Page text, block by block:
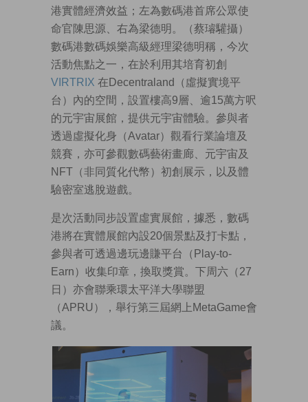
港實體經濟效益；左為數碼港首席公眾使
命官陳思源、右為梁德明。（蔡璿驩攝）
數碼港數碼娛樂高級經理梁德明稱，今次
活動焦點之一，在於利用其培育初創
VIRTRIX 在Decentraland（虛擬實境平
台）內的空間，設置樓高9層、逾15萬方呎
的元宇宙展館，提供元宇宙體驗。參與者
透過虛擬化身（Avatar）觀看行業論壇及
競賽，亦可參觀數碼藝術畫廊、元宇宙及
NFT（非同質化代幣）初創展示，以及體
驗密室逃脫遊戲。
是次活動同步設置虛實展館，據悉，數碼
港將在實體展館內設20個景點及打卡點，
參與者可透過邊玩邊賺平台（Play-to-
Earn）收集印章，換取獎賞。下周六（27
日）亦會聯乘環太平洋大學聯盟
（APRU），舉行第三屆網上MetaGame會
議。